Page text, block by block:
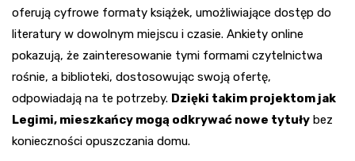
oferują cyfrowe formaty książek, umożliwiające dostęp do
literatury w dowolnym miejscu i czasie. Ankiety online
pokazują, że zainteresowanie tymi formami czytelnictwa
rośnie, a biblioteki, dostosowując swoją ofertę,
odpowiadają na te potrzeby. Dzięki takim projektom jak
Legimi, mieszkańcy mogą odkrywać nowe tytuły bez
konieczności opuszczania domu.